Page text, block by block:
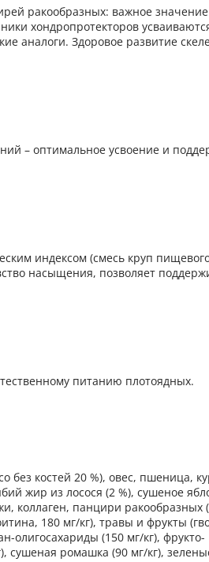
ракообразных: важное
хондропротекторов
аналоги. Здоровое развитие
– оптимальное усвоение и
индексом (смесь круп
насыщения, позволяет
питанию плотоядных.
без костей 20 %), овес, пшеница,
жир из лосося (2 %), сушеное
коллаген, панцири ракообразных
180 мг/кг), травы и фрукты
олигосахариды (150 мг/кг), фрукто-
сушеная ромашка (90 мг/кг),